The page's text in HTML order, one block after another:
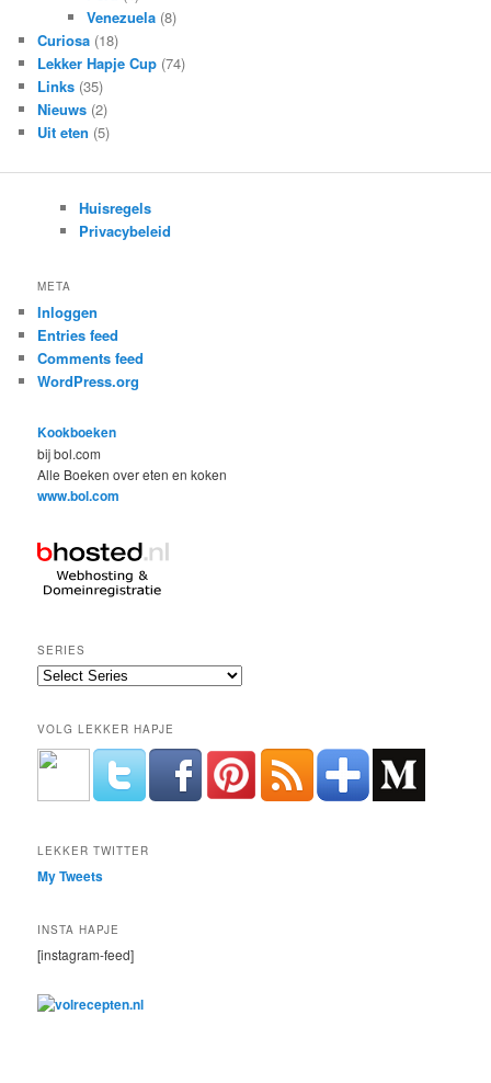
Venezuela (8)
Curiosa (18)
Lekker Hapje Cup (74)
Links (35)
Nieuws (2)
Uit eten (5)
Huisregels
Privacybeleid
META
Inloggen
Entries feed
Comments feed
WordPress.org
Kookboeken
bij bol.com
Alle Boeken over eten en koken
www.bol.com
SERIES
VOLG LEKKER HAPJE
LEKKER TWITTER
My Tweets
INSTA HAPJE
[instagram-feed]